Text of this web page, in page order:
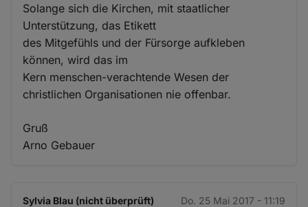
Solange sich die Kirchen, mit staatlicher
Unterstützung, das Etikett
des Mitgefühls und der Fürsorge aufkleben
können, wird das im
Kern menschen-verachtende Wesen der
christlichen Organisationen nie offenbar.
Gruß
Arno Gebauer
Sylvia Blau (nicht überprüft) Do. 25 Mai 2017 - 11:19